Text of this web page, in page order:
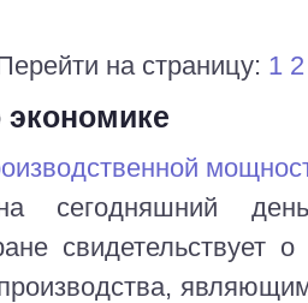
на страницу: 1 2
сегодняшний день
свидетельствует